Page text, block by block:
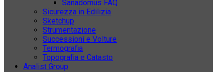
Sanadomus FAQ
Sicurezza in Edilizia
Sketchup
Strumentazione
Successioni e Volture
Termografia
Topografia e Catasto
Analist Group